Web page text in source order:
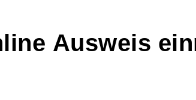
Ausweis